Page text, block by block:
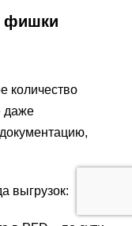
фишки
количество
даже
выгрузок: